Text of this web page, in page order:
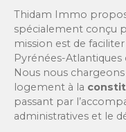
Thidam Immo
spécialement conçu
mission est de
Pyrénées-
Nous nous
logement à la
passant par
administratives et le